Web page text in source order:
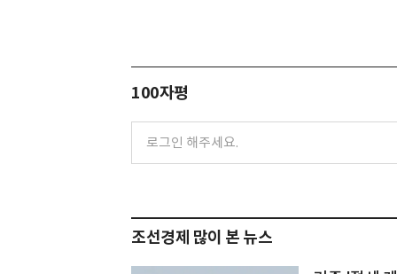
100자평
조선경제 많이 본 뉴스